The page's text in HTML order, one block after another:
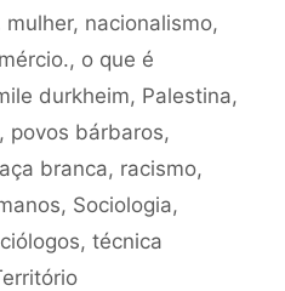
mulher, nacionalismo,
, o que é
durkheim, Palestina,
, povos bárbaros,
branca, racismo,
, Sociologia,
, técnica